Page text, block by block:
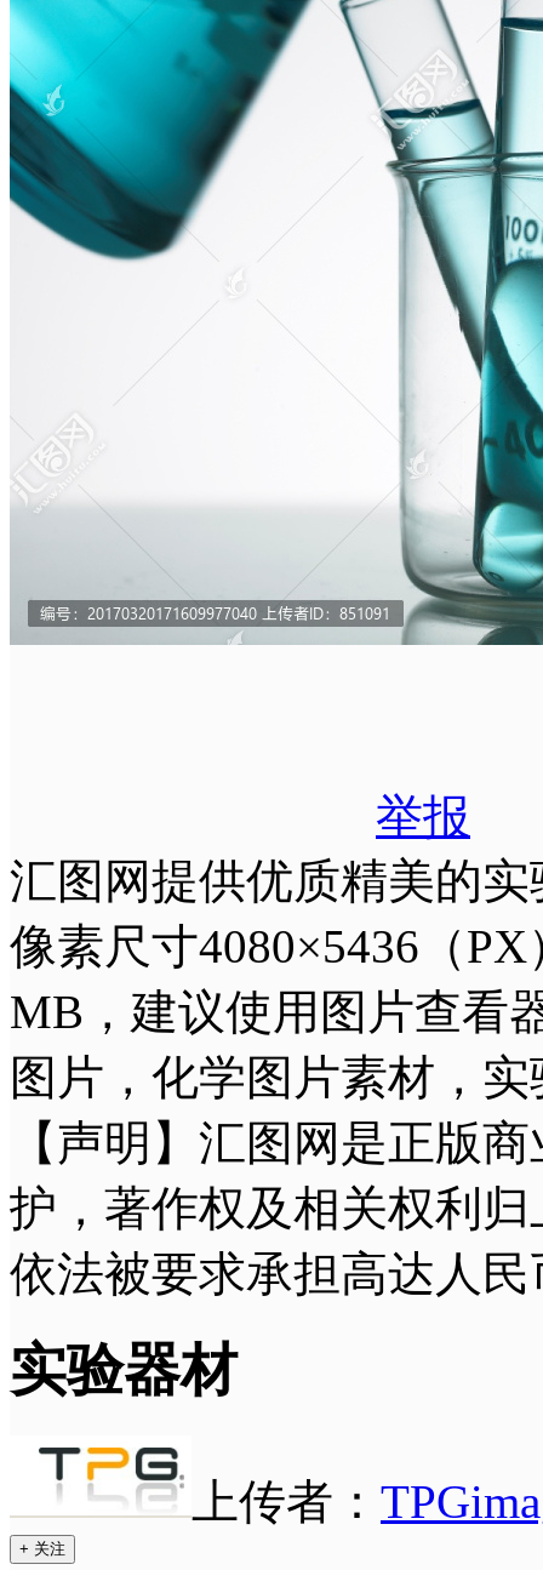
举报
汇图网提供优质精美的
像素尺寸4080×5436（
MB，建议使用图片查看
图片，化学图片素材，
【声明】汇图网是正版
护，著作权及相关权利
依法被要求承担高达人
实验器材
上传者：
+ 关注